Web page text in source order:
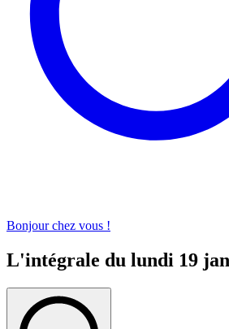
Bonjour chez vous !
L'intégrale du lundi 19